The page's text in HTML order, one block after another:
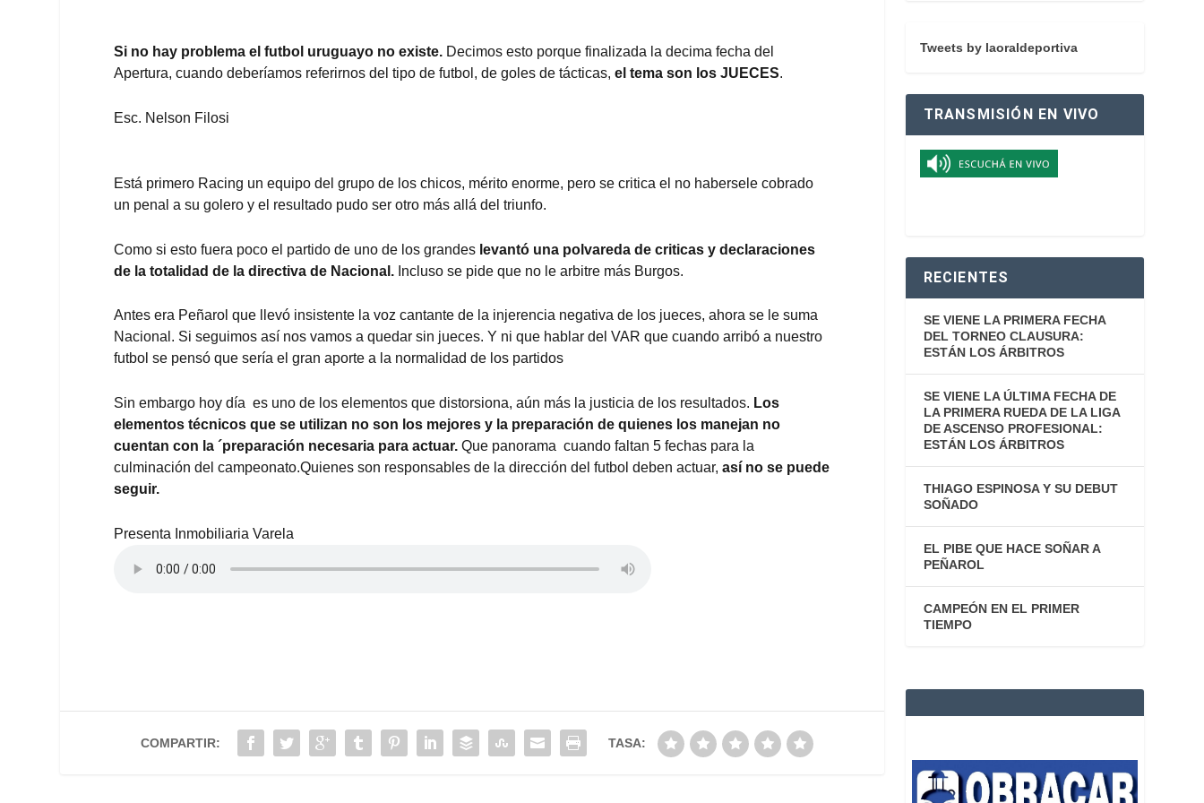
Si no hay problema el futbol uruguayo no existe. Decimos esto porque finalizada la decima fecha del
Apertura, cuando deberíamos referirnos del tipo de futbol, de goles de tácticas, el tema son los JUECES.
Esc. Nelson Filosi
Está primero Racing un equipo del grupo de los chicos, mérito enorme, pero se critica el no habersele cobrado
un penal a su golero y el resultado pudo ser otro más allá del triunfo.
Como si esto fuera poco el partido de uno de los grandes levantó una polvareda de criticas y declaraciones
de la totalidad de la directiva de Nacional. Incluso se pide que no le arbitre más Burgos.
Antes era Peñarol que llevó insistente la voz cantante de la injerencia negativa de los jueces, ahora se le suma
Nacional. Si seguimos así nos vamos a quedar sin jueces. Y ni que hablar del VAR que cuando arribó a nuestro
futbol se pensó que sería el gran aporte a la normalidad de los partidos
Sin embargo hoy día es uno de los elementos que distorsiona, aún más la justicia de los resultados. Los
elementos técnicos que se utilizan no son los mejores y la preparación de quienes los manejan no
cuentan con la ´preparación necesaria para actuar. Que panorama cuando faltan 5 fechas para la
culminación del campeonato.Quienes son responsables de la dirección del futbol deben actuar, así no se puede
seguir.
Presenta Inmobiliaria Varela
COMPARTIR: TASA:
Tweets by laoraldeportiva
TRANSMISIÓN EN VIVO
RECIENTES
SE VIENE LA PRIMERA FECHA
DEL TORNEO CLAUSURA:
ESTÁN LOS ÁRBITROS
SE VIENE LA ÚLTIMA FECHA DE
LA PRIMERA RUEDA DE LA LIGA
DE ASCENSO PROFESIONAL:
ESTÁN LOS ÁRBITROS
THIAGO ESPINOSA Y SU DEBUT
SOÑADO
EL PIBE QUE HACE SOÑAR A
PEÑAROL
CAMPEÓN EN EL PRIMER
TIEMPO